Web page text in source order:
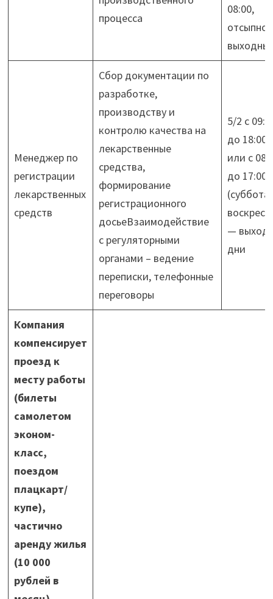
процесса
08:00,
Менеджер по
регистрации
лекарственных
средств
Сбор документации по
разработке,
производству и
контролю качества на
лекарственные
средства,
формирование
регистрационного
досьеВзаимодействие
с регуляторными
органами – ведение
переписки, телефонные
переговоры
5/2 c
до 18:00
или с
до 17:00
(суббота
—
дни
Компания
компенсирует
проезд к
месту работы
(билеты
самолетом
эконом-
класс,
поездом
плацкарт/
купе),
частично
аренду жилья
(10 000
рублей в